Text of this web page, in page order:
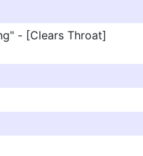
- [Clears Throat]